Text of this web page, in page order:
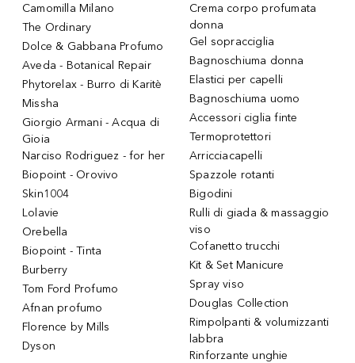
Camomilla Milano
The Ordinary
Dolce & Gabbana Profumo
Aveda - Botanical Repair
Phytorelax - Burro di Karitè
Missha
Giorgio Armani - Acqua di
Gioia
Narciso Rodriguez - for her
Biopoint - Orovivo
Skin1004
Lolavie
Orebella
Biopoint - Tinta
Burberry
Tom Ford Profumo
Afnan profumo
Florence by Mills
Dyson
Crema corpo profumata
donna
Gel sopracciglia
Bagnoschiuma donna
Elastici per capelli
Bagnoschiuma uomo
Accessori ciglia finte
Termoprotettori
Arricciacapelli
Spazzole rotanti
Bigodini
Rulli di giada & massaggio
viso
Cofanetto trucchi
Kit & Set Manicure
Spray viso
Douglas Collection
Rimpolpanti & volumizzanti
labbra
Rinforzante unghie